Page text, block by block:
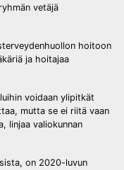
vetäjä
hoitoon
ja hoitajaa
voidaan ylipitkät
mutta se ei riitä vaan
linjaa valiokunnan
on 2020-luvun